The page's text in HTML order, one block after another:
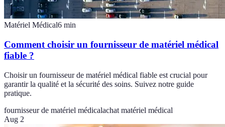
Matériel Médical6 min
Comment choisir un fournisseur de matériel médical
fiable ?
Choisir un fournisseur de matériel médical fiable est crucial pour
garantir la qualité et la sécurité des soins. Suivez notre guide
pratique.
fournisseur de matériel médicalachat matériel médical
Aug 2